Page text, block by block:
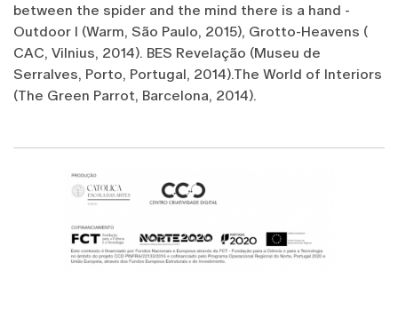
between the spider and the mind there is a hand -
Outdoor I (Warm, São Paulo, 2015), Grotto-Heavens (
CAC, Vilnius, 2014). BES Revelação (Museu de
Serralves, Porto, Portugal, 2014).The World of Interiors
(The Green Parrot, Barcelona, 2014).